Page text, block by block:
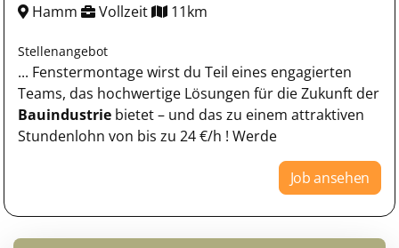
Hamm Vollzeit 11km
Stellenangebot
... Fenstermontage wirst du Teil eines engagierten
Teams, das hochwertige Lösungen für die Zukunft der
Bauindustrie bietet – und das zu einem attraktiven
Stundenlohn von bis zu 24 €/h ! Werde
Job ansehen